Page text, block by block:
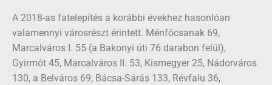
A 2018-as fatelepítés a korábbi évekhez hasonlóan
valamennyi városrészt érintett. Ménfőcsanak 69,
Marcalváros I. 55 (a Bakonyi úti 76 darabon felül),
Gyirmót 45, Marcalváros II. 53, Kismegyer 25, Nádorváros
130, a Belváros 69, Bácsa-Sárás 133, Révfalu 36,